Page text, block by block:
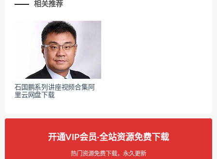
相关推荐
石国鹏系列讲座视频合集阿
里云网盘下载
开通VIP会员·全站资源免费下载
热门资源免费下载，永久更新